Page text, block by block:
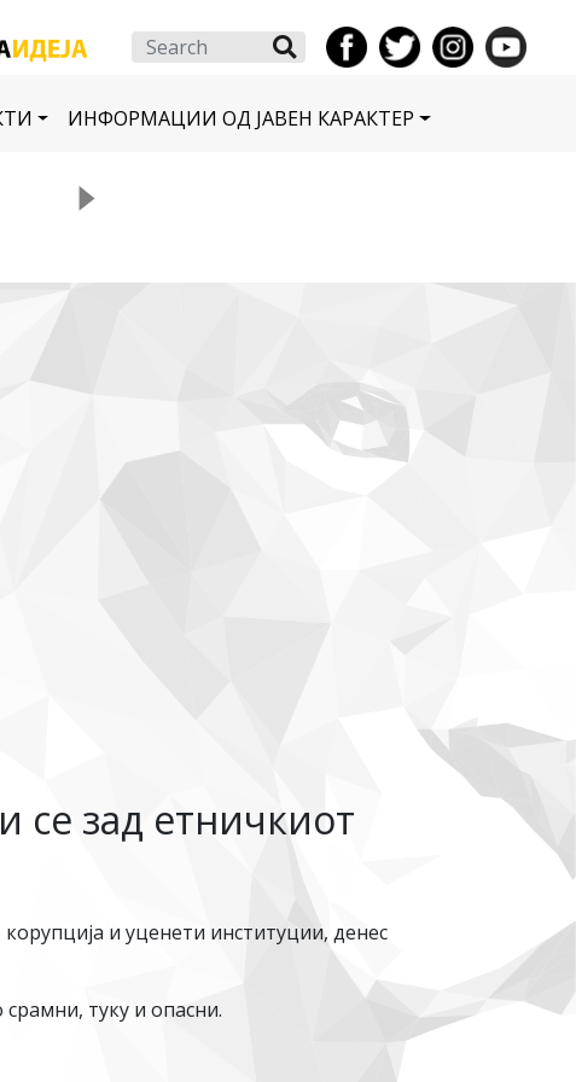
Search
ИНФОРМАЦИИ ОД ЈАВЕН КАРАКТЕР
се зад етничкиот
и уценети институции, денес
туку и опасни.